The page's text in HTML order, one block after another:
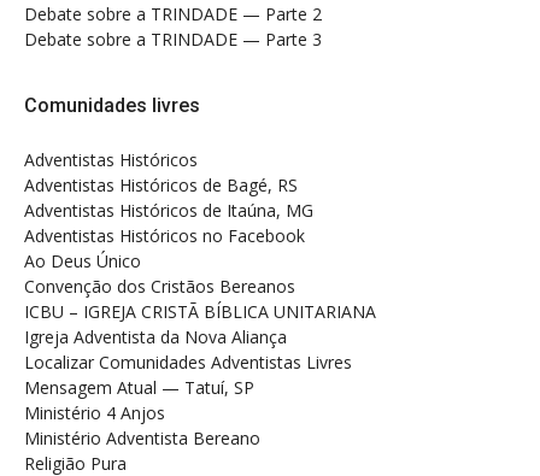
Debate sobre a TRINDADE — Parte 2
Debate sobre a TRINDADE — Parte 3
Comunidades livres
Adventistas Históricos
Adventistas Históricos de Bagé, RS
Adventistas Históricos de Itaúna, MG
Adventistas Históricos no Facebook
Ao Deus Único
Convenção dos Cristãos Bereanos
ICBU – IGREJA CRISTÃ BÍBLICA UNITARIANA
Igreja Adventista da Nova Aliança
Localizar Comunidades Adventistas Livres
Mensagem Atual — Tatuí, SP
Ministério 4 Anjos
Ministério Adventista Bereano
Religião Pura